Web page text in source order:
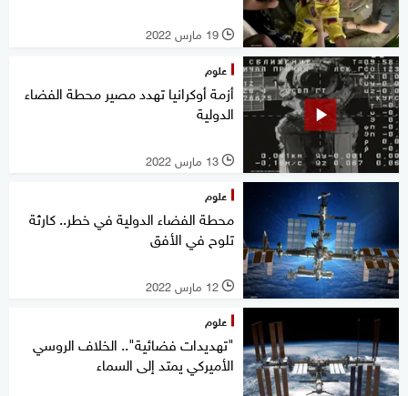
l 19 مارس 2022
علوم
أزمة أوكرانيا تهدد مصير محطة الفضاء
الدولية
l 13 مارس 2022
علوم
محطة الفضاء الدولية في خطر.. كارثة
تلوح في الأفق
l 12 مارس 2022
علوم
"تهديدات فضائية".. الخلاف الروسي
الأميركي يمتد إلى السماء